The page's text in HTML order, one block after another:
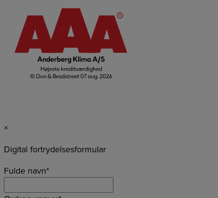
×
Digital fortrydelsesformular
Fulde navn*